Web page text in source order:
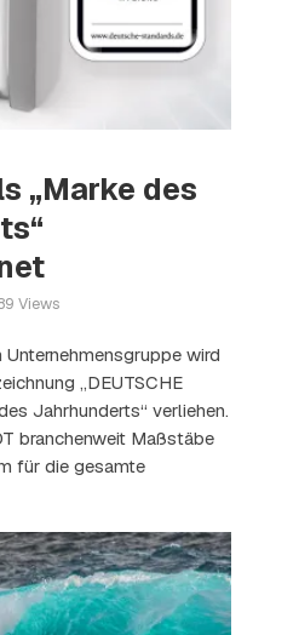
„Marke des
Views
wird
„DEUTSCHE
Jahrhunderts“ verliehen.
branchenweit Maßstäbe
für die gesamte